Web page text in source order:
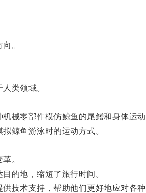
。
类领域。
零部件模仿鲸鱼的尾鳍和身体运动
鲸鱼游泳时的运动方式。
。
的地，缩短了旅行时间。
术支持，帮助他们更好地应对各种